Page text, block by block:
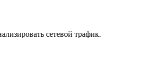
сетевой трафик.